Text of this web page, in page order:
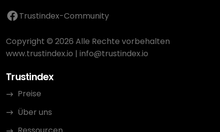
Trustindex-Community
Copyright © 2026 Alle Rechte vorbehalten
www.trustindex.io | info@trustindex.io
Trustindex
Preise
Über uns